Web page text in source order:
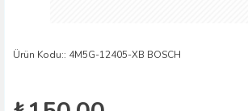
Ürün Kodu:: 4M5G-12405-XB BOSCH